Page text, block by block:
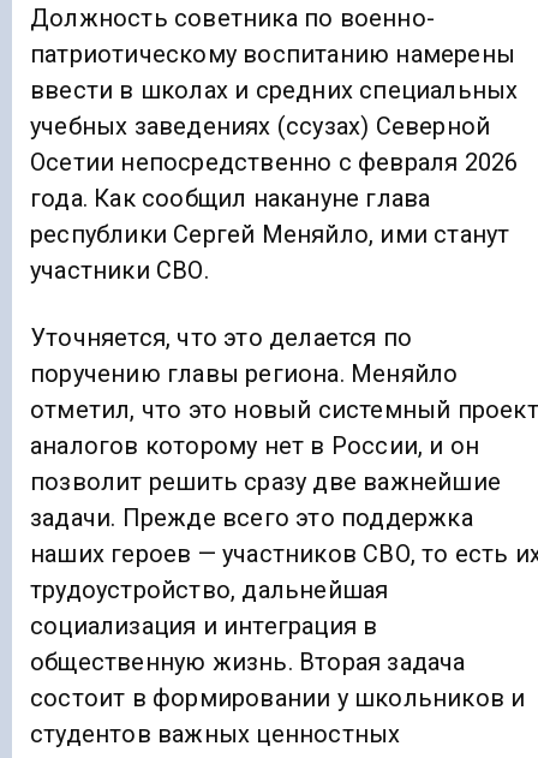
Должность советника по военно-
патриотическому воспитанию намерены
ввести в школах и средних специальных
учебных заведениях (ссузах) Северной
Осетии непосредственно с февраля 2026
года. Как сообщил накануне глава
республики Сергей Меняйло, ими станут
участники СВО.
Уточняется, что это делается по
поручению главы региона. Меняйло
отметил, что это новый системный
аналогов которому нет в России, и он
позволит решить сразу две важнейшие
задачи. Прежде всего это поддержка
наших героев — участников СВО, то есть
трудоустройство, дальнейшая
социализация и интеграция в
общественную жизнь. Вторая задача
состоит в формировании у школьников и
студентов важных ценностных